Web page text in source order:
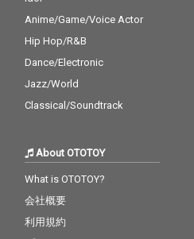
Anime/Game/Voice Actor
Hip Hop/R&B
Dance/Electronic
Jazz/World
Classical/Soundtrack
About OTOTOY
What is OTOTOY?
会社概要
利用規約